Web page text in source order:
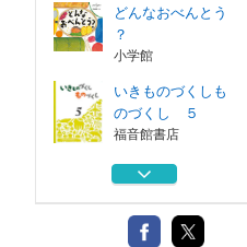
どんなおべんとう
？
小学館
いきものづくしも
のづくし ５
福音館書店
ねむねむこうさぎ